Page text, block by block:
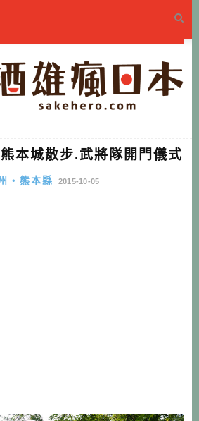
本城散步.武將隊開門儀式
・熊本縣 2015-10-05